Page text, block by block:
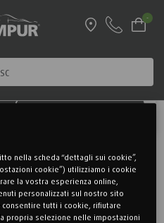
-
2026!
Puoi modificare le
È VUOTO
LO SHOPPING
TEMPUR®
nella scheda “dettagli sui cookie”,
cookie”) utilizziamo i cookie
la vostra esperienza online,
personalizzati sul nostro sito
tutti i cookie, rifiutare
propria selezione nelle impostazioni